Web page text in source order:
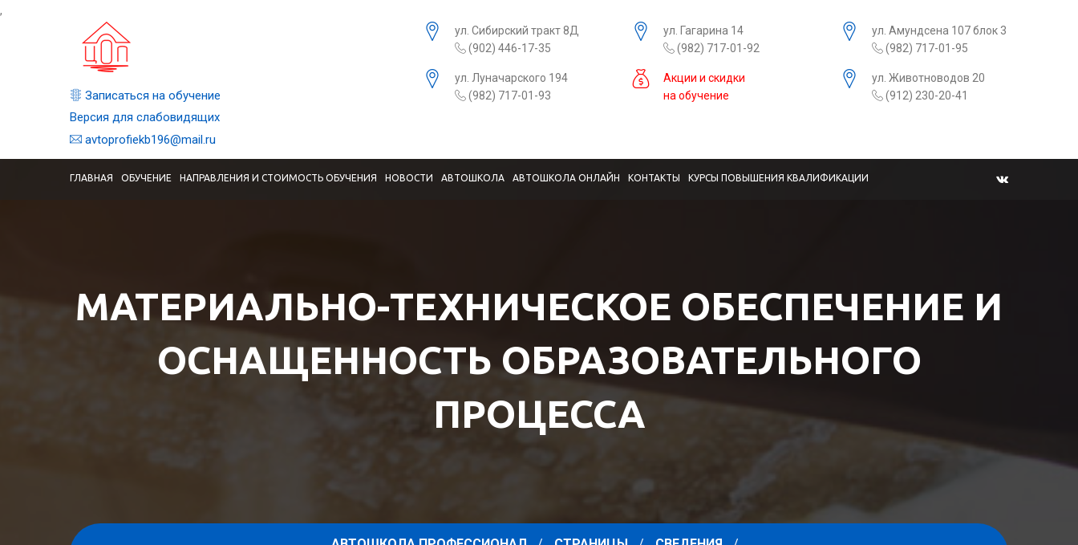
,
Записаться на обучение
Версия для слабовидящих
avtoprofiekb196@mail.ru
ул. Сибирский тракт 8Д
(902) 446-17-35
ул. Гагарина 14
(982) 717-01-92
ул. Амундсена 107 блок 3
(982) 717-01-95
ул. Луначарского 194
(982) 717-01-93
Акции и скидки
на обучение
ул. Животноводов 20
(912) 230-20-41
ГЛАВНАЯ ОБУЧЕНИЕ НАПРАВЛЕНИЯ И СТОИМОСТЬ ОБУЧЕНИЯ НОВОСТИ АВТОШКОЛА АВТОШКОЛА ОНЛАЙН КОНТАКТЫ КУРСЫ ПОВЫШЕНИЯ КВАЛИФИКАЦИИ
МАТЕРИАЛЬНО-ТЕХНИЧЕСКОЕ ОБЕСПЕЧЕНИЕ И
ОСНАЩЕННОСТЬ ОБРАЗОВАТЕЛЬНОГО
ПРОЦЕССА